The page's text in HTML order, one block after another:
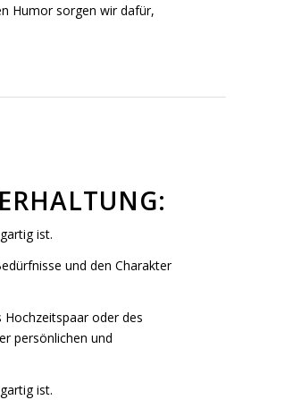
Humor sorgen wir dafür,
ist.
und den Charakter
Hochzeitspaar oder des
persönlichen und
ist.